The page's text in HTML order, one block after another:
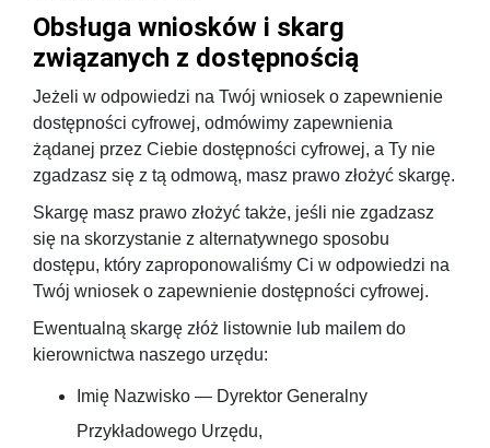
Obsługa wniosków i skarg
związanych z dostępnością
Jeżeli w odpowiedzi na Twój wniosek o zapewnienie
dostępności cyfrowej, odmówimy zapewnienia
żądanej przez Ciebie dostępności cyfrowej, a Ty nie
zgadzasz się z tą odmową, masz prawo złożyć skargę.
Skargę masz prawo złożyć także, jeśli nie zgadzasz
się na skorzystanie z alternatywnego sposobu
dostępu, który zaproponowaliśmy Ci w odpowiedzi na
Twój wniosek o zapewnienie dostępności cyfrowej.
Ewentualną skargę złóż listownie lub mailem do
kierownictwa naszego urzędu:
Imię Nazwisko — Dyrektor Generalny
Przykładowego Urzędu,